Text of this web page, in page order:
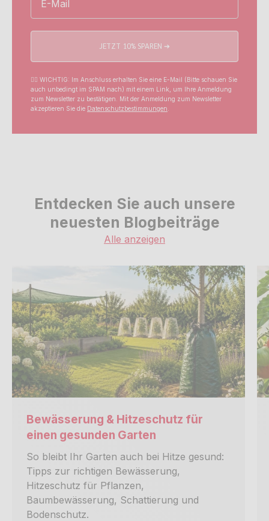
JETZT 10% SPAREN ➔
☝🏼 WICHTIG: Im Anschluss erhalten Sie eine E-Mail (Bitte schauen Sie
auch unbedingt im SPAM nach) mit einem Link, um Ihre Anmeldung
zum Newsletter zu bestätigen. Mit der Anmeldung zum Newsletter
akzeptieren Sie die Datenschutzbestimmungen
Entdecken Sie auch unsere
neuesten Blogbeiträge
Alle anzeigen
Bewässerung & Hitzeschutz für
einen gesunden Garten
So bleibt Ihr Garten auch bei Hitze gesund:
Tipps zur richtigen Bewässerung,
Hitzeschutz für Pflanzen,
Baumbewässerung, Schattierung und
Bodenschutz.